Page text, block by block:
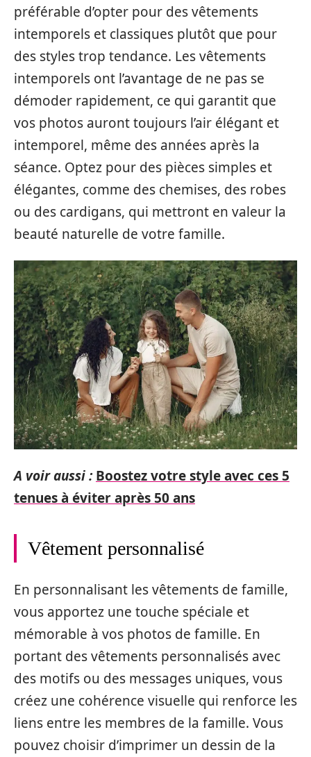
préférable d’opter pour des vêtements
intemporels et classiques plutôt que pour
des styles trop tendance. Les vêtements
intemporels ont l’avantage de ne pas se
démoder rapidement, ce qui garantit que
vos photos auront toujours l’air élégant et
intemporel, même des années après la
séance. Optez pour des pièces simples et
élégantes, comme des chemises, des robes
ou des cardigans, qui mettront en valeur la
beauté naturelle de votre famille.
A voir aussi : Boostez votre style avec ces 5
tenues à éviter après 50 ans
Vêtement personnalisé
En personnalisant les vêtements de famille,
vous apportez une touche spéciale et
mémorable à vos photos de famille. En
portant des vêtements personnalisés avec
des motifs ou des messages uniques, vous
créez une cohérence visuelle qui renforce les
liens entre les membres de la famille. Vous
pouvez choisir d’imprimer un dessin de la